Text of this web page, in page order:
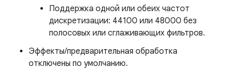
Поддержка одной или обеих частот
дискретизации: 44100 или 48000 без
полосовых или сглаживающих фильтров.
Эффекты/предварительная обработка
отключены по умолчанию.